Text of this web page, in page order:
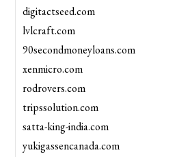
digitactseed.com
lvlcraft.com
90secondmoneyloans.com
xenmicro.com
rodrovers.com
tripssolution.com
satta-king-india.com
yukigassencanada.com